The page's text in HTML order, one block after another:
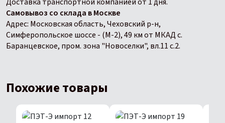
Самовывоз со склада в Москве
Адрес: Московская область, Чеховский р-н,
Симферопольское шоссе - (М-2), 49 км от МКАД с.
Баранцевское, пром. зона "Новоселки", вл.11 с.2.
Похожие товары